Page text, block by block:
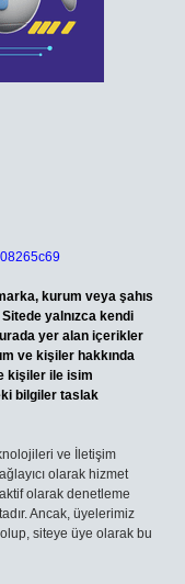
kurum veya şahıs
yalnızca kendi
yer alan içerikler
ve kişiler hakkında
kişiler ile isim
bilgiler taslak
ve İletişim
olarak hizmet
olarak denetleme
Ancak, üyelerimiz
siteye üye olarak bu